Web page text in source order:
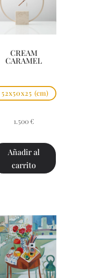
CREAM
CARAMEL
52x50x25 (cm)
1.500 €
Añadir al
carrito